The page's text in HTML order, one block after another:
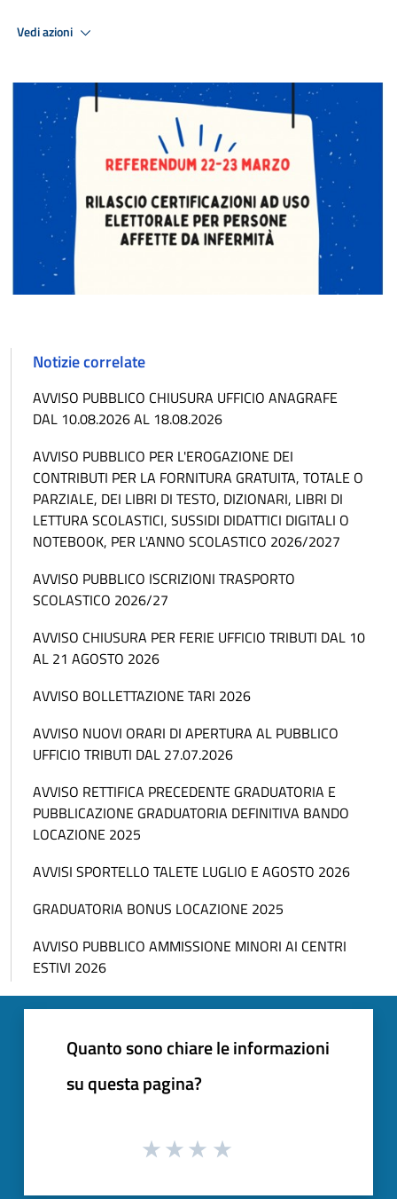
Vedi azioni
Notizie correlate
AVVISO PUBBLICO CHIUSURA UFFICIO ANAGRAFE
DAL 10.08.2026 AL 18.08.2026
AVVISO PUBBLICO PER L'EROGAZIONE DEI
CONTRIBUTI PER LA FORNITURA GRATUITA, TOTALE O
PARZIALE, DEI LIBRI DI TESTO, DIZIONARI, LIBRI DI
LETTURA SCOLASTICI, SUSSIDI DIDATTICI DIGITALI O
NOTEBOOK, PER L'ANNO SCOLASTICO 2026/2027
AVVISO PUBBLICO ISCRIZIONI TRASPORTO
SCOLASTICO 2026/27
AVVISO CHIUSURA PER FERIE UFFICIO TRIBUTI DAL 10
AL 21 AGOSTO 2026
AVVISO BOLLETTAZIONE TARI 2026
AVVISO NUOVI ORARI DI APERTURA AL PUBBLICO
UFFICIO TRIBUTI DAL 27.07.2026
AVVISO RETTIFICA PRECEDENTE GRADUATORIA E
PUBBLICAZIONE GRADUATORIA DEFINITIVA BANDO
LOCAZIONE 2025
AVVISI SPORTELLO TALETE LUGLIO E AGOSTO 2026
GRADUATORIA BONUS LOCAZIONE 2025
AVVISO PUBBLICO AMMISSIONE MINORI AI CENTRI
ESTIVI 2026
Quanto sono chiare le informazioni
su questa pagina?